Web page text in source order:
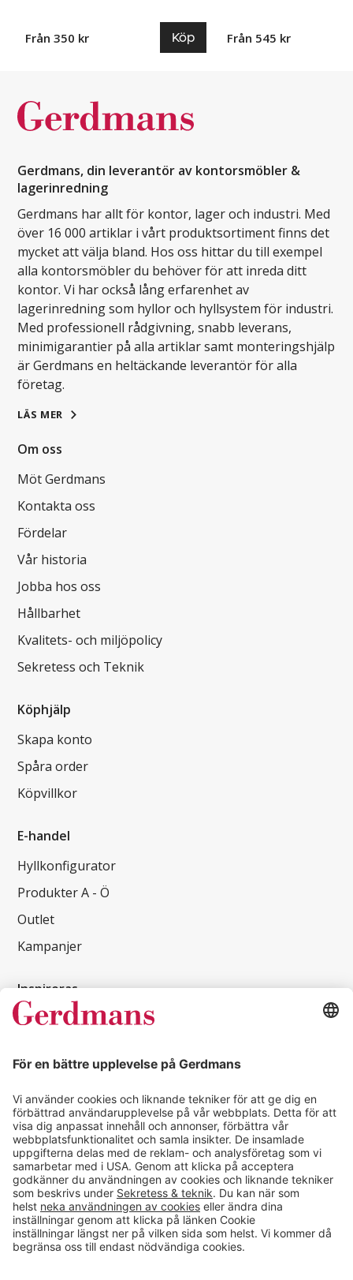
Från 350 kr Köp Från 545 kr
Gerdmans, din leverantör av kontorsmöbler &
lagerinredning
Gerdmans har allt för kontor, lager och industri. Med
över 16 000 artiklar i vårt produktsortiment finns det
mycket att välja bland. Hos oss hittar du till exempel
alla kontorsmöbler du behöver för att inreda ditt
kontor. Vi har också lång erfarenhet av
lagerinredning som hyllor och hyllsystem för industri.
Med professionell rådgivning, snabb leverans,
minimigarantier på alla artiklar samt monteringshjälp
är Gerdmans en heltäckande leverantör för alla
företag.
LÄS MER
Om oss
Möt Gerdmans
Kontakta oss
Fördelar
Vår historia
Jobba hos oss
Hållbarhet
Kvalitets- och miljöpolicy
Sekretess och Teknik
Köphjälp
Skapa konto
Spåra order
Köpvillkor
E-handel
Hyllkonfigurator
Produkter A - Ö
Outlet
Kampanjer
Inspireras
Kundcase
Läsvärt
Kontakt
info@gerdmans.se
0433-740 80
Kundservice öppettider
Vardagar 07.30-17.00